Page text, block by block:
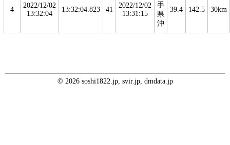
4
2022/12/02
13:32:04
13:32:04.823 41
2022/12/02
13:31:15
手
県
沖
39.4 142.5 30km
© 2026 soshi1822.jp, svir.jp, dmdata.jp